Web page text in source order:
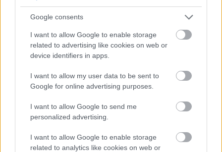
Google consents
I want to allow Google to enable storage
related to advertising like cookies on web or
device identifiers in apps.
I want to allow my user data to be sent to
Google for online advertising purposes.
I want to allow Google to send me
personalized advertising.
I want to allow Google to enable storage
related to analytics like cookies on web or
Δείτε ακόμη